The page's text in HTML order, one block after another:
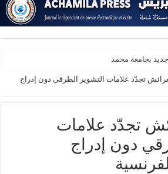
جديد بجامعة محمد الخامس
تجدّد علامات التشوير الطرقي دون إدراج
تجدّد علامات
دون إدراج